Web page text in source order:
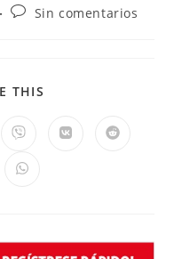
Sin comentarios
THIS